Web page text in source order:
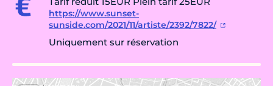
https://www.sunset-
sunside.com/2021/11/artiste/2392/7822/
Uniquement sur réservation